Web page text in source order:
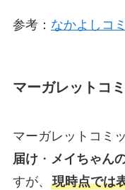
参考： なかよしコ
マーガレットコ
マーガレットコミ
届け・ メイちゃん
すが、 現時点では